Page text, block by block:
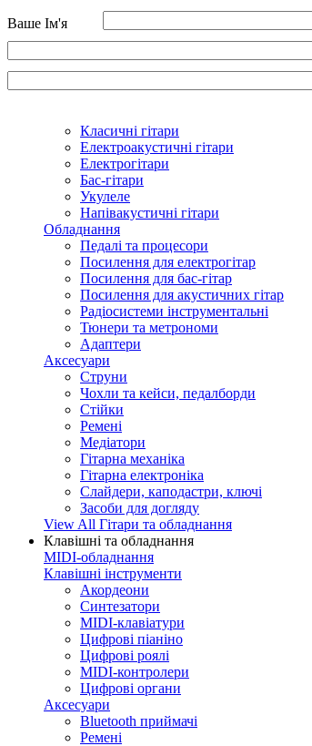
Ваше Ім'я
Класичні гітари
Електроакустичні гітари
Електрогітари
Бас-гітари
Укулеле
Напівакустичні гітари
Обладнання
Педалі та процесори
Посилення для електрогітар
Посилення для бас-гітар
Посилення для акустичних гітар
Радіосистеми інструментальні
Тюнери та метрономи
Адаптери
Аксесуари
Струни
Чохли та кейси, педалборди
Стійки
Ремені
Медіатори
Гітарна механіка
Гітарна електроніка
Слайдери, каподастри, ключі
Засоби для догляду
View All Гітари та обладнання
Клавішні та обладнання
MIDI-обладнання
Клавішні інструменти
Акордеони
Синтезатори
MIDI-клавіатури
Цифрові піаніно
Цифрові роялі
MIDI-контролери
Цифрові органи
Аксесуари
Bluetooth приймачі
Ремені